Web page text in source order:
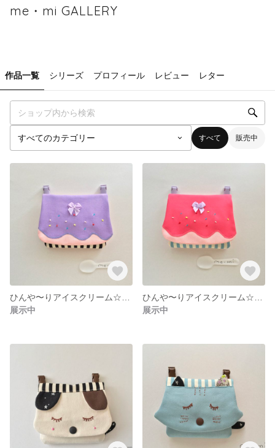
me・mi GALLERY
作品一覧 シリーズ プロフィール レビュー レター
すべて 販売中
展示中
展示中